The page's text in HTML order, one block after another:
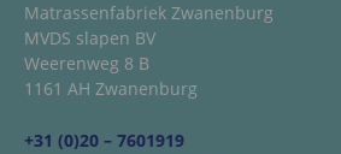
Matrassenfabriek Zwanenburg
MVDS slapen BV
Weerenweg 8 B
1161 AH Zwanenburg
+31 (0)20 – 7601919